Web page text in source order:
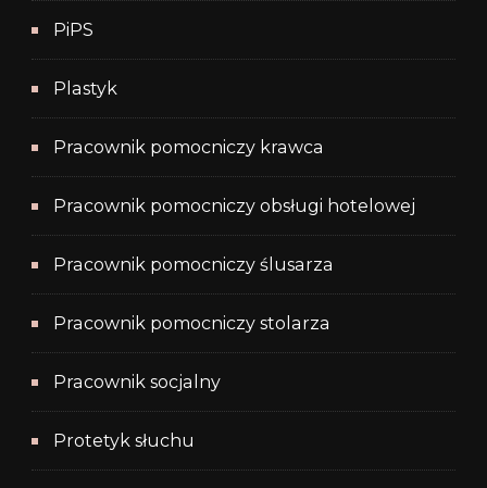
PiPS
Plastyk
Pracownik pomocniczy krawca
Pracownik pomocniczy obsługi hotelowej
Pracownik pomocniczy ślusarza
Pracownik pomocniczy stolarza
Pracownik socjalny
Protetyk słuchu